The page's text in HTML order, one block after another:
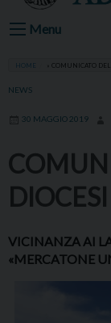
Menu
HOME COMUNICATO
NEWS
30 MAGGIO 2019
DIOCESI
VICINANZA AI
«MERCATONE